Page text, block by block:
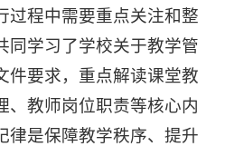
过程中需要重点关注和整
同学习了学校关于教学管
件要求，重点解读课堂教
、教师岗位职责等核心内
律是保障教学秩序、提升